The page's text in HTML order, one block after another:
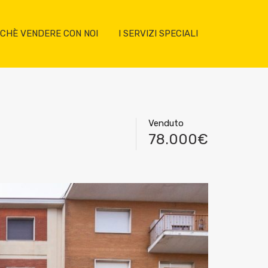
VENDERE CON NOI I SERVIZI SPECIALI
Venduto
78.000€